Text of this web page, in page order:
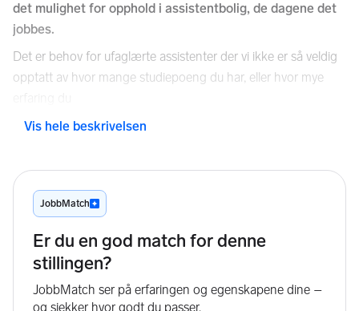
det mulighet for opphold i assistentbolig, de dagene det
jobbes.
Det er behov for ufaglærte assistenter der vi ikke er så veldig
opptatt av hvor mange studiepoeng du har, eller hvor mye
har fra før. Du får all opplæring ved oppstart, og det er ingen
medmenneske. Vi har tariffavtale.
assistenten skal bistå arbeidsleder med å være en aktiv
deltaker på alle
områder i samfunnet. Som BPA-assistent skal en fungere
som arbeidsleders forlengede armer/ben/øyne.
Vis hele beskrivelsen